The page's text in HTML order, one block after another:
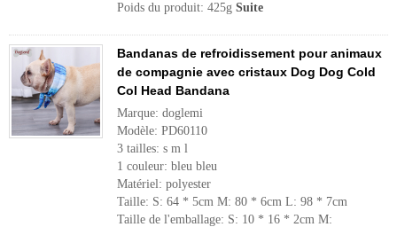
Poids du produit: 425g Suite
Bandanas de refroidissement pour animaux
de compagnie avec cristaux Dog Dog Cold
Col Head Bandana
Marque: doglemi
Modèle: PD60110
3 tailles: s m l
1 couleur: bleu bleu
Matériel: polyester
Taille: S: 64 * 5cm M: 80 * 6cm L: 98 * 7cm
Taille de l'emballage: S: 10 * 16 * 2cm M: